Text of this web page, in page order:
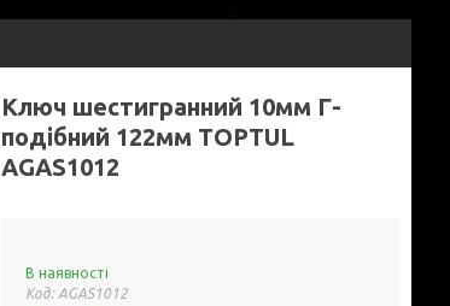
Ключ шестигранний 10мм Г-
подібний 122мм TOPTUL
AGAS1012
В наявності
Код: AGAS1012